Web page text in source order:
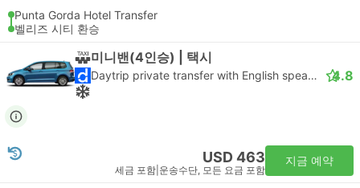
Punta Gorda Hotel Transfer
벨리즈 시티 환승
미니밴(4인승) | 택시
Daytrip private transfer with English speaking driver 4.8
USD 463
세금 포함 운송수단, 모든 요금 포함
지금 예약